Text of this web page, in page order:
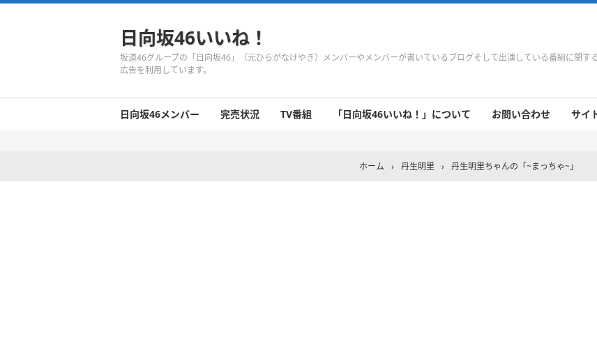
日向坂46いいね！
坂道46グループの「日向坂46」（元ひらがなけやき）メンバーやメンバーが書いているブログそして出演している番組に関す
広告を利用しています。
日向坂46メンバー 完売状況 TV番組 「日向坂46いいね！」について お問い合わせ サイ
ホーム › 丹生明里 › 丹生明里ちゃんの「~まっちゃ~」